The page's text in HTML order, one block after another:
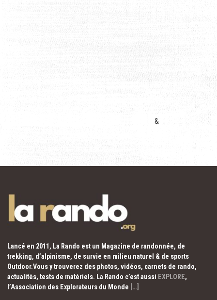
&
Lancé en 2011, La Rando est un Magazine de randonnée, de
trekking, d’alpinisme, de survie en milieu naturel & de sports
Outdoor.Vous y trouverez des photos, vidéos, carnets de rando,
actualités, tests de matériels. La Rando c’est aussi EXPLORE,
l’Association des Explorateurs du Monde […]